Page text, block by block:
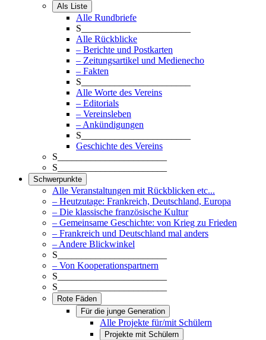
Als Liste
Alle Rundbriefe
S_______________________
Alle Rückblicke
– Berichte und Postkarten
– Zeitungsartikel und Medienecho
– Fakten
S_______________________
Alle Worte des Vereins
– Editorials
– Vereinsleben
– Ankündigungen
S_______________________
Geschichte des Vereins
S_______________________
S_______________________
Schwerpunkte
Alle Veranstaltungen mit Rückblicken etc...
– Heutzutage: Frankreich, Deutschland, Europa
– Die klassische französische Kultur
– Gemeinsame Geschichte: von Krieg zu Frieden
– Frankreich und Deutschland mal anders
– Andere Blickwinkel
S_______________________
– Von Kooperationspartnern
S_______________________
S_______________________
Rote Fäden
Für die junge Generation
Alle Projekte für/mit Schülern
Projekte mit Schülern